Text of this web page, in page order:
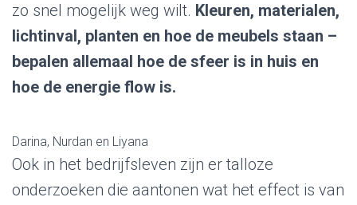
zo snel mogelijk weg wilt. Kleuren, materialen,
lichtinval, planten en hoe de meubels staan –
bepalen allemaal hoe de sfeer is in huis en
hoe de energie flow is.
Darina, Nurdan en Liyana
Ook in het bedrijfsleven zijn er talloze
onderzoeken die aantonen wat het effect is van